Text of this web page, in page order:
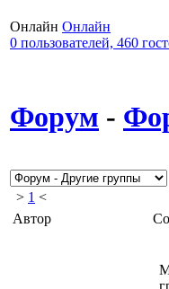
Онлайн Онлайн
0 пользователей, 460
Форум -
> 1 <
Автор